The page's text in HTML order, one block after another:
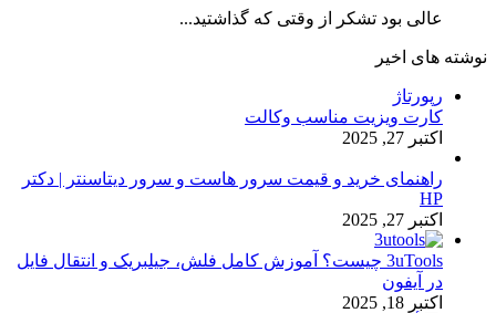
عالی بود تشکر از وقتی که گذاشتید...
نوشته های اخیر
رپورتاژ
کارت ویزیت مناسب وکالت
اکتبر 27, 2025
راهنمای خرید و قیمت سرور هاست و سرور دیتاسنتر | دکتر
HP
اکتبر 27, 2025
3uTools چیست؟ آموزش کامل فلش، جیلبریک و انتقال فایل
در آیفون
اکتبر 18, 2025